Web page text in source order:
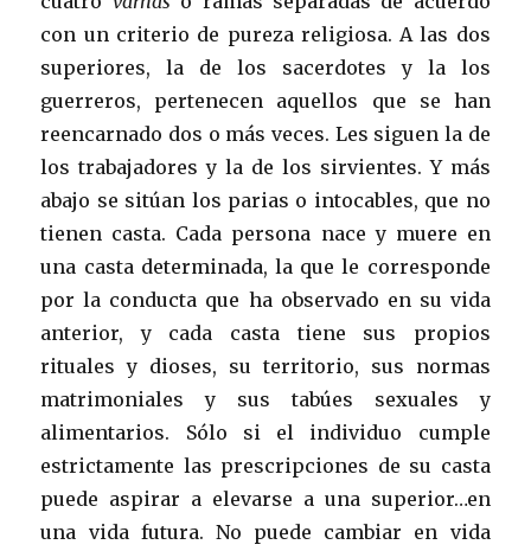
con un criterio de pureza religiosa. A las dos
superiores, la de los sacerdotes y la los
guerreros, pertenecen aquellos que se han
reencarnado dos o más veces. Les siguen la de
los trabajadores y la de los sirvientes. Y más
abajo se sitúan los parias o intocables, que no
tienen casta. Cada persona nace y muere en
una casta determinada, la que le corresponde
por la conducta que ha observado en su vida
anterior, y cada casta tiene sus propios
rituales y dioses, su territorio, sus normas
matrimoniales y sus tabúes sexuales y
alimentarios. Sólo si el individuo cumple
estrictamente las prescripciones de su casta
puede aspirar a elevarse a una superior…en
una vida futura. No puede cambiar en vida